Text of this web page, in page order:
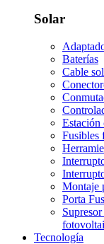
Solar
Baterías
Cable
Estación
Fusibles
Montaje
Porta
Tecnología